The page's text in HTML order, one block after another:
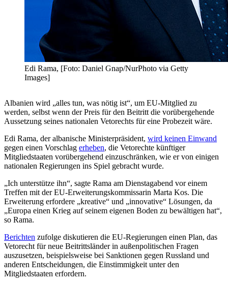
Edi Rama, [Foto: Daniel Gnap/NurPhoto via Getty
Images]
Albanien wird „alles tun, was nötig ist“, um EU-Mitglied zu
werden, selbst wenn der Preis für den Beitritt die vorübergehende
Aussetzung seines nationalen Vetorechts für eine Probezeit wäre.
Edi Rama, der albanische Ministerpräsident, wird keinen Einwand
gegen einen Vorschlag erheben, die Vetorechte künftiger
Mitgliedstaaten vorübergehend einzuschränken, wie er von einigen
nationalen Regierungen ins Spiel gebracht wurde.
„Ich unterstütze ihn“, sagte Rama am Dienstagabend vor einem
Treffen mit der EU-Erweiterungskommissarin Marta Kos. Die
Erweiterung erfordere „kreative“ und „innovative“ Lösungen, da
„Europa einen Krieg auf seinem eigenen Boden zu bewältigen hat“,
so Rama.
Berichten zufolge diskutieren die EU-Regierungen einen Plan, das
Vetorecht für neue Beitrittsländer in außenpolitischen Fragen
auszusetzen, beispielsweise bei Sanktionen gegen Russland und
anderen Entscheidungen, die Einstimmigkeit unter den
Mitgliedstaaten erfordern.